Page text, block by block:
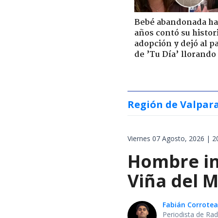
Bebé abandonada
años contó su
adopción y dejó al
de ’Tu Día’ llorando
Región de
Viernes 07 Agosto, 2026 |
Hombre
Viña del
Fabián Corrotea
Periodista de